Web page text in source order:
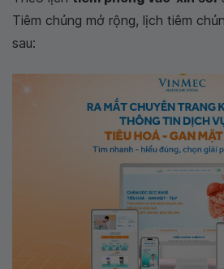
Tiêm chủng mở rộng, lịch tiêm
sau: